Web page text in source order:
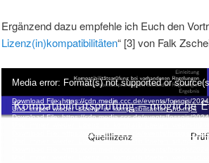
Ergänzend dazu empfehle ich Euch den
Lizenz(in)kompatibilitäten“ [3] von Falk